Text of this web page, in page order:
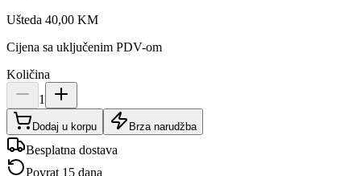
Ušteda 40,00 KM
Cijena sa uključenim PDV-om
Količina
1
Dodaj u korpu Brza narudžba
Besplatna dostava
Povrat 15 dana